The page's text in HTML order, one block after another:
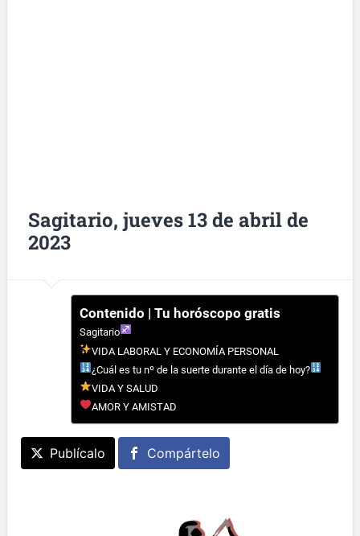
Sagitario, jueves 13 de abril de
2023
Contenido | Tu horóscopo gratis
Sagitario
VIDA LABORAL Y ECONOMÍA PERSONAL
¿Cuál es tu nº de la suerte durante el día de hoy?
VIDA Y SALUD
AMOR Y AMISTAD
Publícalo Compártelo